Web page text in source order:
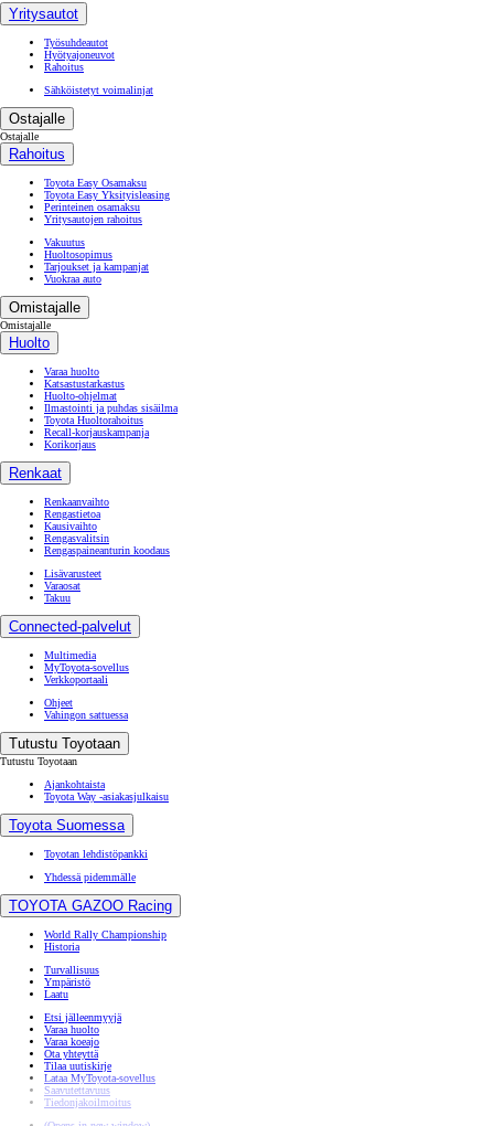
Yritysautot
Työsuhdeautot
Hyötyajoneuvot
Rahoitus
Sähköistetyt voimalinjat
Ostajalle
Ostajalle
Rahoitus
Toyota Easy Osamaksu
Toyota Easy Yksityisleasing
Perinteinen osamaksu
Yritysautojen rahoitus
Vakuutus
Huoltosopimus
Tarjoukset ja kampanjat
Vuokraa auto
Omistajalle
Omistajalle
Huolto
Varaa huolto
Katsastustarkastus
Huolto-ohjelmat
Ilmastointi ja puhdas sisäilma
Toyota Huoltorahoitus
Recall-korjauskampanja
Korikorjaus
Renkaat
Renkaanvaihto
Rengastietoa
Kausivaihto
Rengasvalitsin
Rengaspaineanturin koodaus
Lisävarusteet
Varaosat
Takuu
Connected-palvelut
Multimedia
MyToyota-sovellus
Verkkoportaali
Ohjeet
Vahingon sattuessa
Tutustu Toyotaan
Tutustu Toyotaan
Ajankohtaista
Toyota Way -asiakasjulkaisu
Toyota Suomessa
Toyotan lehdistöpankki
Yhdessä pidemmälle
TOYOTA GAZOO Racing
World Rally Championship
Historia
Turvallisuus
Ympäristö
Laatu
Etsi jälleenmyyjä
Varaa huolto
Varaa koeajo
Ota yhteyttä
Tilaa uutiskirje
Lataa MyToyota-sovellus
Saavutettavuus
Tiedonjakoilmoitus